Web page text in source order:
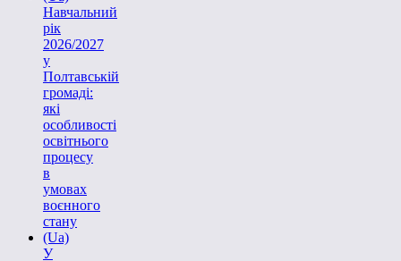
Навчальний
рік
2026/2027
у
Полтавській
громаді:
які
особливості
освітнього
процесу
в
умовах
воєнного
стану
(Ua)
У